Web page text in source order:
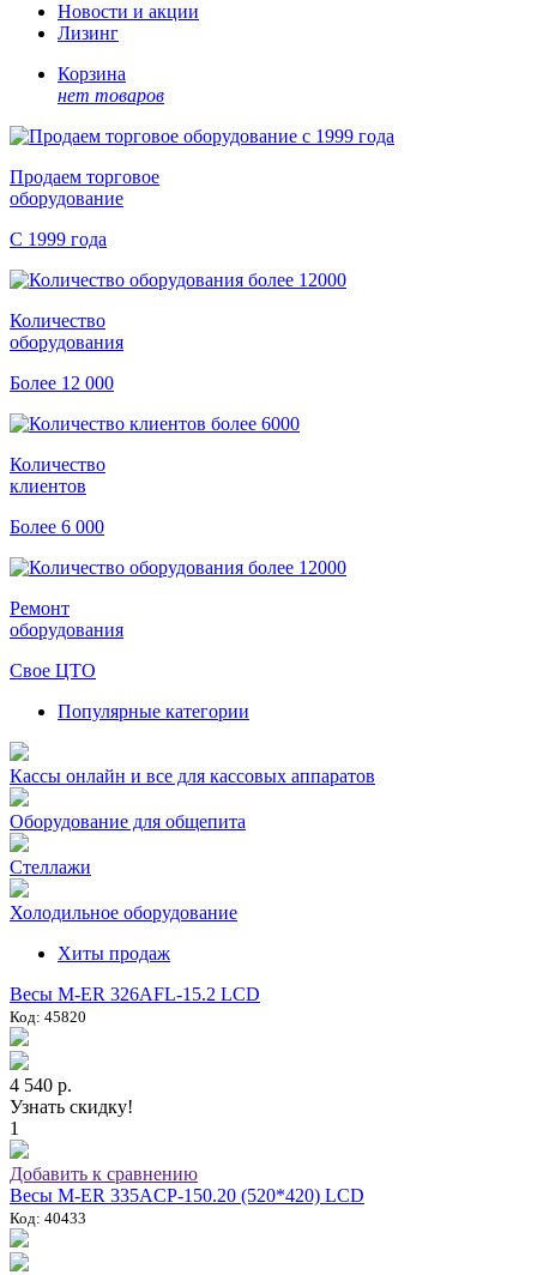
Новости и акции
Лизинг
Корзина
нет товаров
Продаем торговое
оборудование
С 1999 года
Количество
оборудования
Более 12 000
Количество
клиентов
Более 6 000
Ремонт
оборудования
Свое ЦТО
Популярные категории
Кассы онлайн и все для кассовых аппаратов
Оборудование для общепита
Стеллажи
Холодильное оборудование
Хиты продаж
Весы M-ER 326AFL-15.2 LCD
Код: 45820
4 540 р.
Узнать скидку!
1
Добавить к сравнению
Весы M-ER 335ACP-150.20 (520*420) LCD
Код: 40433